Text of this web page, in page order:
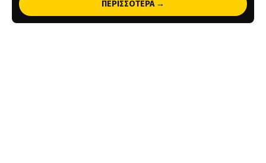
Τέλος από την ΑΕΚ ο Δέδες
ΠΕΡΙΣΣΟΤΕΡΑ →